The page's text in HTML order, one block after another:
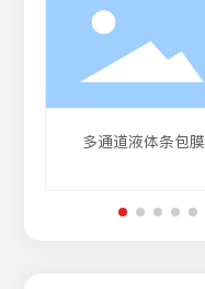
多通道液体条包膜